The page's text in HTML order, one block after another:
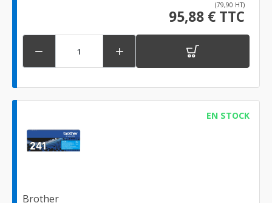
(79,90 HT)
95,88 € TTC
 
EN STOCK
Brother